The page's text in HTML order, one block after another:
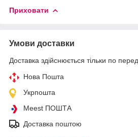
Приховати
Умови доставки
Доставка здійснюється тільки по
Нова Пошта
Укрпошта
Meest ПОШТА
Доставка поштою